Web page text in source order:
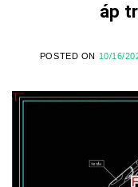
áp
POSTED ON 10/16/